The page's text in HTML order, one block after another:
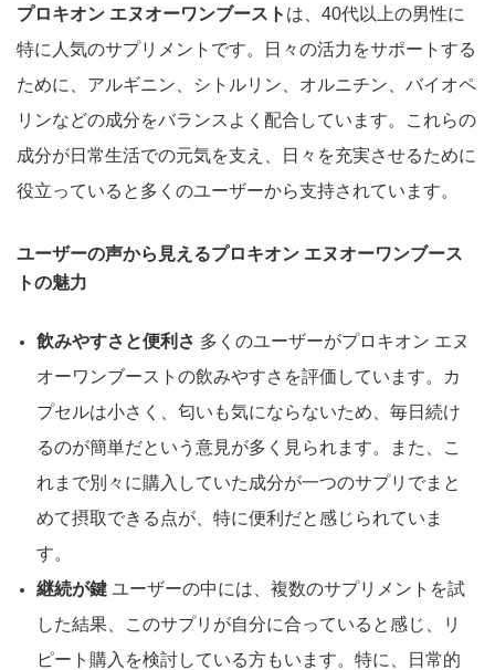
プロキオン エヌオーワンブースト は、40代以上の男性に
特に人気のサプリメントです。日々の活力をサポートする
ために、アルギニン、シトルリン、オルニチン、バイオペ
リンなどの成分をバランスよく配合しています。これらの
成分が日常生活での元気を支え、日々を充実させるために
役立っていると多くのユーザーから支持されています。
ユーザーの声から見えるプロキオン エヌオーワンブース
トの魅力
飲みやすさと便利さ 多くのユーザーがプロキオン エヌ
オーワンブーストの飲みやすさを評価しています。カ
プセルは小さく、匂いも気にならないため、毎日続け
るのが簡単だという意見が多く見られます。また、こ
れまで別々に購入していた成分が一つのサプリでまと
めて摂取できる点が、特に便利だと感じられていま
す。
継続が鍵 ユーザーの中には、複数のサプリメントを試
した結果、このサプリが自分に合っていると感じ、リ
ピート購入を検討している方もいます。特に、日常的